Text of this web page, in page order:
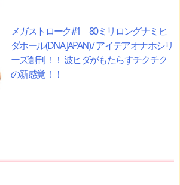
メガストローク#1 80ミリロングナミヒ
ダホール(DNA JAPAN) / アイデアオナホシリ
ーズ創刊！！ 波ヒダがもたらすチクチク
の新感覚！！